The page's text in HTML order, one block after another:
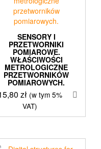
SENSORY I
PRZETWORNIKI
POMIAROWE.
WŁAŚCIWOŚCI
METROLOGICZNE
PRZETWORNIKÓW
POMIAROWYCH.
zł (w tym 5%
VAT)